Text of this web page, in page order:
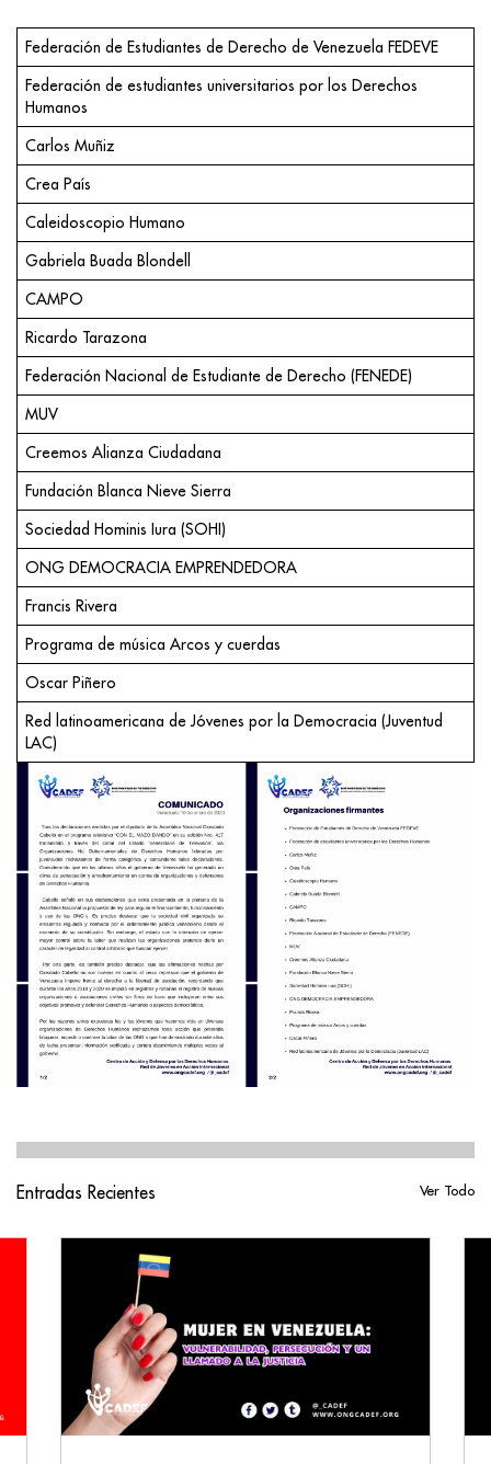
Federación de Estudiantes de Derecho de Venezuela FEDEVE
Federación de estudiantes universitarios por los Derechos
Humanos
Carlos Muñiz
Crea País
Caleidoscopio Humano
Gabriela Buada Blondell
CAMPO
Ricardo Tarazona
Federación Nacional de Estudiante de Derecho (FENEDE)
MUV
Creemos Alianza Ciudadana
Fundación Blanca Nieve Sierra
Sociedad Hominis Iura (SOHI)
ONG DEMOCRACIA EMPRENDEDORA
Francis Rivera
Programa de música Arcos y cuerdas
Oscar Piñero
Red latinoamericana de Jóvenes por la Democracia (Juventud
LAC)
Entradas Recientes Ver Todo